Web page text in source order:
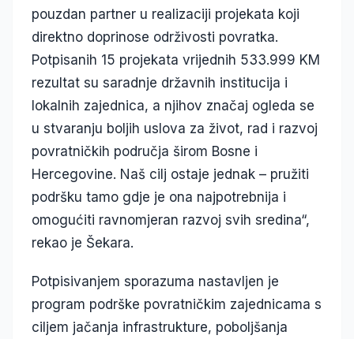
pouzdan partner u realizaciji projekata koji
direktno doprinose održivosti povratka.
Potpisanih 15 projekata vrijednih 533.999 KM
rezultat su saradnje državnih institucija i
lokalnih zajednica, a njihov značaj ogleda se
u stvaranju boljih uslova za život, rad i razvoj
povratničkih područja širom Bosne i
Hercegovine. Naš cilj ostaje jednak – pružiti
podršku tamo gdje je ona najpotrebnija i
omogućiti ravnomjeran razvoj svih sredina“,
rekao je Šekara.
Potpisivanjem sporazuma nastavljen je
program podrške povratničkim zajednicama s
ciljem jačanja infrastrukture, poboljšanja